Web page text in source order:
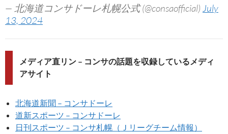
— 北海道コンサドーレ札幌公式 (@consaofficial) July
13, 2024
メディア直リン – コンサの話題を収録しているメディ
アサイト
北海道新聞 – コンサドーレ
道新スポーツ – コンサドーレ
日刊スポーツ – コンサ札幌（Ｊリーグチーム情報）